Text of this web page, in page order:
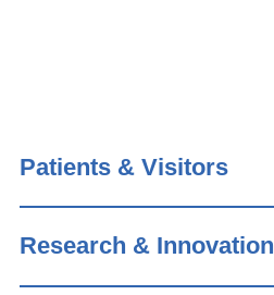
Patients & Visitors
Research & Innovation